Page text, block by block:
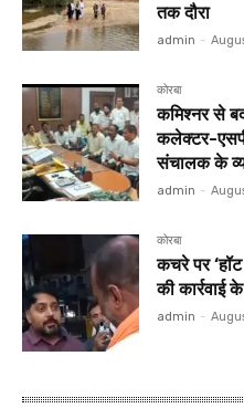
तक दौरा
admin -
कोरबा
कमिश्नर से
कलेक्टर-
संचालक के
admin -
कोरबा
कचरे पर
की कार्रवाई के
admin -